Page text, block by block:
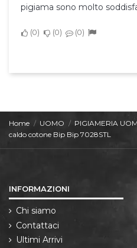
pigiama sono molto
0 0 0
Home UOMO PIGIAMERIA
caldo cotone Bip Bip 7028STL
INFORMAZIONI
Chi siamo
Contattaci
Ultimi Arrivi